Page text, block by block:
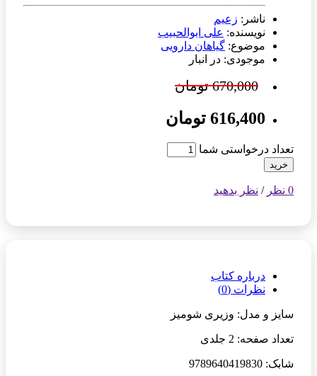
ناشر: زعیم
نویسنده: علی ابوالحبیب
موضوع: گیاهان دارویی
موجودی: در انبار
670,000 تومان
616,400 تومان
تعداد درخواستی شما
خرید
0 نظر / نظر بدهید
درباره کتاب
نظرات (0)
سایز و مدل: وزیری شومیز
تعداد صفحه: 2 جلدی
شابک: 9789640419830